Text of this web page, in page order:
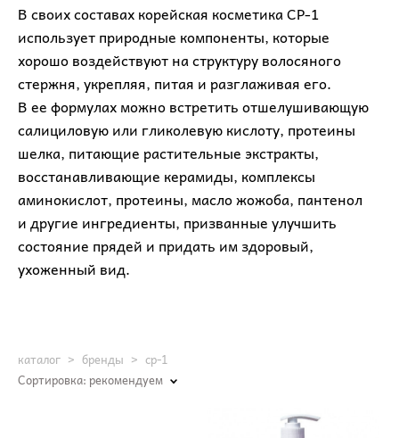
В своих составах корейская косметика СР-1
использует природные компоненты, которые
хорошо воздействуют на структуру волосяного
стержня, укрепляя, питая и разглаживая его.
В ее формулах можно встретить отшелушивающую
салициловую или гликолевую кислоту, протеины
шелка, питающие растительные экстракты,
восстанавливающие керамиды, комплексы
аминокислот, протеины, масло жожоба, пантенол
и другие ингредиенты, призванные улучшить
состояние прядей и придать им здоровый,
ухоженный вид.
каталог > бренды > cp-1
Сортировка:рекомендуем